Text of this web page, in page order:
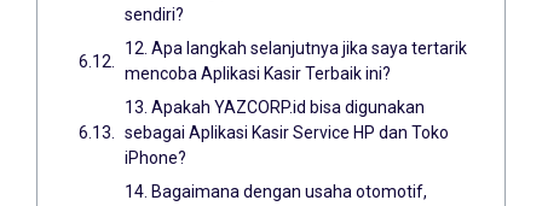
sendiri?
12. Apa langkah selanjutnya jika saya tertarik
mencoba Aplikasi Kasir Terbaik ini?
13. Apakah YAZCORP.id bisa digunakan
sebagai Aplikasi Kasir Service HP dan Toko
iPhone?
14. Bagaimana dengan usaha otomotif,